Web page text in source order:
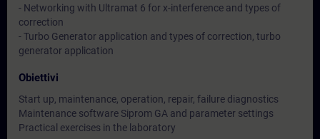
- Networking with Ultramat 6 for x-interference and types of
correction
- Turbo Generator application and types of correction, turbo
generator application
Obiettivi
Start up, maintenance, operation, repair, failure diagnostics
Maintenance software Siprom GA and parameter settings
Practical exercises in the laboratory